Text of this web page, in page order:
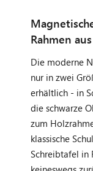
Rahmen
Die moderne
nur in zwei
erhältlich - in
die schwarze
zum
klassische
Schreibtafel in